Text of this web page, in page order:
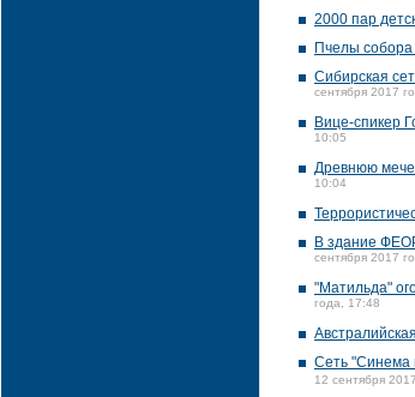
2000 пар
Пчелы собора
Сибирская
сентября 2017
Вице-спикер
10:05
Древнюю
10:04
В здание
сентября 2017
"Матильда"
года, 17:48
Сеть "Синема
12 сентября